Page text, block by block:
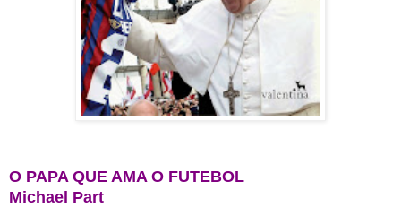
O PAPA QUE AMA O FUTEBOL
Michael Part